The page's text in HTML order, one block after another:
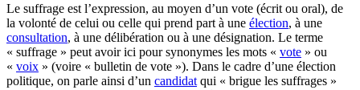
Le suffrage est l’expression, au moyen d’un vote (écrit ou oral), de
la volonté de celui ou celle qui prend part à une élection, à une
consultation, à une délibération ou à une désignation. Le terme
« suffrage » peut avoir ici pour synonymes les mots « vote » ou
« voix » (voire « bulletin de vote »). Dans le cadre d’une élection
politique, on parle ainsi d’un candidat qui « brigue les suffrages »